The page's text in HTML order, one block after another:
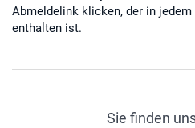
Abmeldelink klicken, der in
enthalten ist.
Sie finden